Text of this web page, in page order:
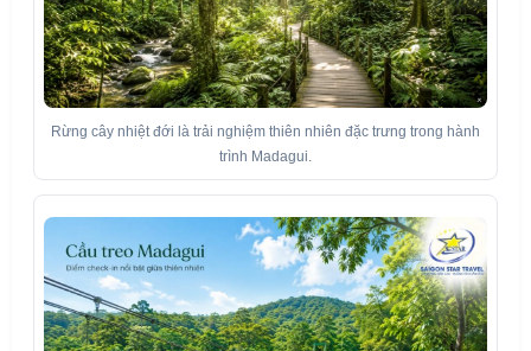
Rừng cây nhiệt đới là trải nghiệm thiên nhiên đặc trưng trong hành
trình Madagui.